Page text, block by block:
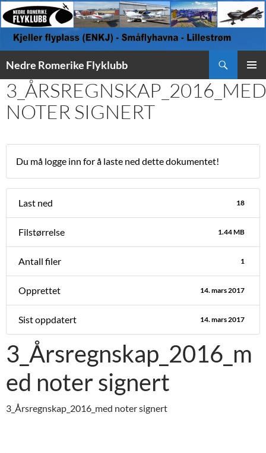
Nedre Romerike Flyklubb
TIL
INNHOLD
3_ÅRSREGNSKAP_2016_MED
NOTER SIGNERT
Du må logge inn for å laste ned dette dokumentet!
Last ned 18
Filstørrelse 1.44 MB
Antall filer 1
Opprettet 14. mars 2017
Sist oppdatert 14. mars 2017
3_Årsregnskap_2016_m
ed noter signert
3_Årsregnskap_2016_med noter signert